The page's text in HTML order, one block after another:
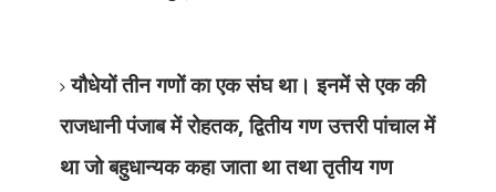
यौधेयों तीन गणों का एक संघ था। इनमें से एक की
राजधानी पंजाब में रोहतक,द्वितीय गण उत्तरी पांचाल में
था जो बहुधान्यक कहा जाता था तथा तृतीय गण